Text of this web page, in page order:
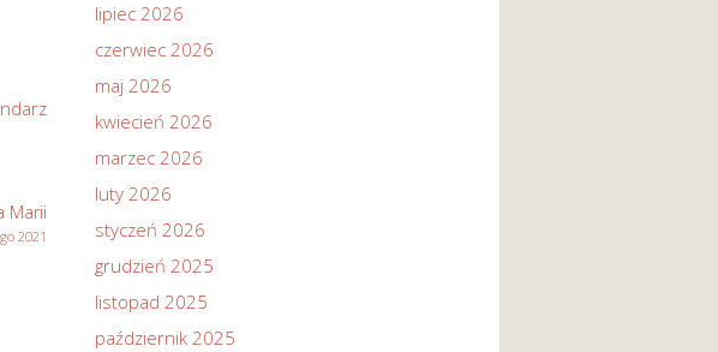
Marii
2021
lipiec 2026
czerwiec 2026
maj 2026
kwiecień 2026
marzec 2026
luty 2026
styczeń 2026
grudzień 2025
listopad 2025
październik 2025